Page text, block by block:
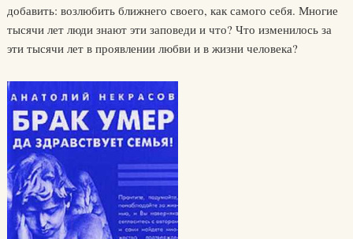
добавить: возлюбить ближнего своего, как самого себя. Многие
тысячи лет люди знают эти заповеди и что? Что изменилось за
эти тысячи лет в проявлении любви и в жизни человека?